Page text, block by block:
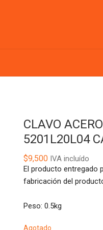
CLAVO
5201L20L04
$9,500 IVA incluído
El producto entregado
fabricación del
Peso: 0.5kg
Agotado